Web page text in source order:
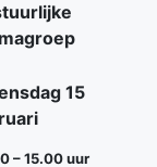
15
– 15.00 uur